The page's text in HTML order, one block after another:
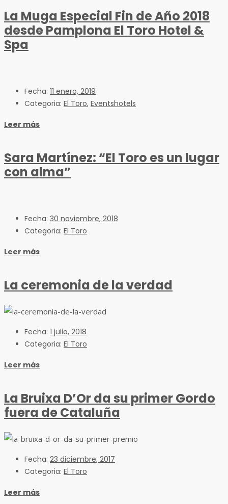
La Muga Especial Fin de Año 2018
desde Pamplona El Toro Hotel &
Spa
Fecha: 11 enero, 2019
Categoria: El Toro, Eventshotels
Leer más
Sara Martínez: “El Toro es un lugar
con alma”
Fecha: 30 noviembre, 2018
Categoria: El Toro
Leer más
La ceremonia de la verdad
Fecha: 1 julio, 2018
Categoria: El Toro
Leer más
La Bruixa D’Or da su primer Gordo
fuera de Cataluña
Fecha: 23 diciembre, 2017
Categoria: El Toro
Leer más